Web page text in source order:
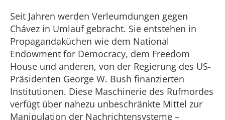
Seit Jahren werden Verleumdungen gegen
Chávez in Umlauf gebracht. Sie entstehen in
Propagandaküchen wie dem National
Endowment for Democracy, dem Freedom
House und anderen, von der Regierung des US-
Präsidenten George W. Bush finanzierten
Institutionen. Diese Maschinerie des Rufmordes
verfügt über nahezu unbeschränkte Mittel zur
Manipulation der Nachrichtensysteme –